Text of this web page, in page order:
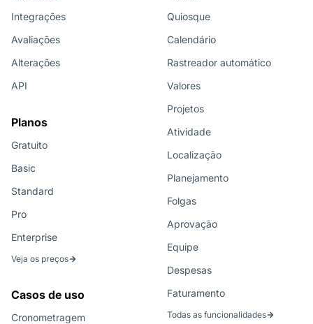
Integrações
Avaliações
Alterações
API
Planos
Gratuito
Basic
Standard
Pro
Enterprise
Veja os preços
Casos de uso
Cronometragem
Quiosque
Calendário
Rastreador automático
Valores
Projetos
Atividade
Localização
Planejamento
Folgas
Aprovação
Equipe
Despesas
Faturamento
Todas as funcionalidades